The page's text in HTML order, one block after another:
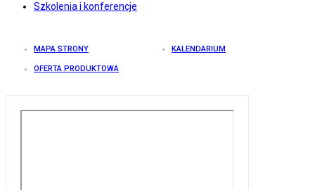
Szkolenia i konferencje
MAPA STRONY KALENDARIUM
OFERTA PRODUKTOWA